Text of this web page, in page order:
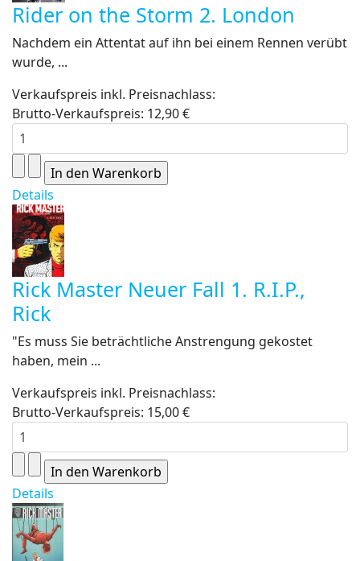
Rider on the Storm 2. London
Nachdem ein Attentat auf ihn bei einem Rennen verübt
wurde, ...
Verkaufspreis inkl. Preisnachlass:
Brutto-Verkaufspreis: 12,90 €
Details
Rick Master Neuer Fall 1. R.I.P.,
Rick
"Es muss Sie beträchtliche Anstrengung gekostet
haben, mein ...
Verkaufspreis inkl. Preisnachlass:
Brutto-Verkaufspreis: 15,00 €
Details